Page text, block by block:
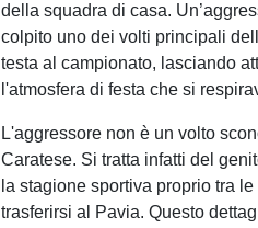
della squadra di casa.
colpito uno dei volti principali
testa al campionato, lasciando
l'atmosfera di festa che si
L'aggressore non è un volto
Caratese. Si tratta infatti del
la stagione sportiva proprio tra
trasferirsi al Pavia. Questo